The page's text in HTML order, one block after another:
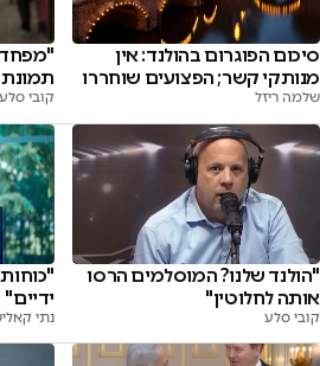
סיכום הפוגרום בהולנד: אין
מנותקי קשר; הפצועים שוחררו
שלמה ריזל קובי סלע
"הולנד שלנו? המוסלמים הרסו
אותה לחלוטין"
קובי סלע
ידיים"
נתי